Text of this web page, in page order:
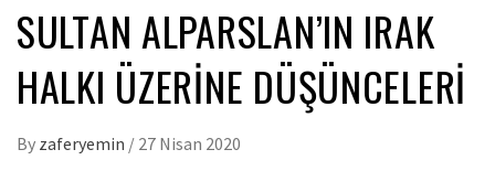
SULTAN ALPARSLAN’IN IRAK
HALKI ÜZERINE DÜŞÜNCELERI
By zaferyemin / 27 Nisan 2020